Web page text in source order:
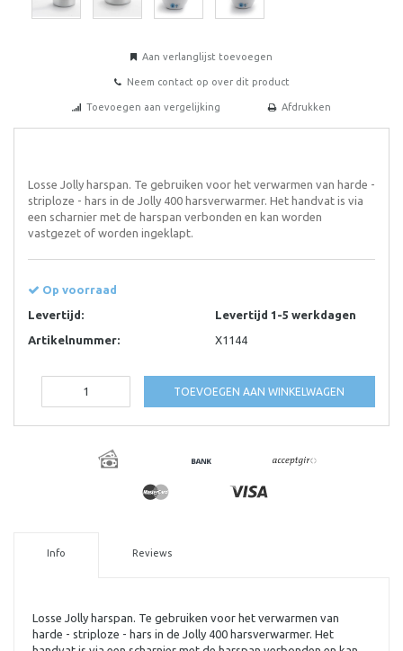
Aan verlanglijst toevoegen
Neem contact op over dit product
Toevoegen aan vergelijking Afdrukken
Losse Jolly harspan. Te gebruiken voor het verwarmen van harde -
striploze - hars in de Jolly 400 harsverwarmer. Het handvat is via
een scharnier met de harspan verbonden en kan worden
vastgezet of worden ingeklapt.
Op voorraad
Levertijd:
Levertijd 1-5 werkdagen
Artikelnummer:
X1144
TOEVOEGEN AAN WINKELWAGEN
Info Reviews
Losse Jolly harspan. Te gebruiken voor het verwarmen van
harde - striploze - hars in de Jolly 400 harsverwarmer. Het